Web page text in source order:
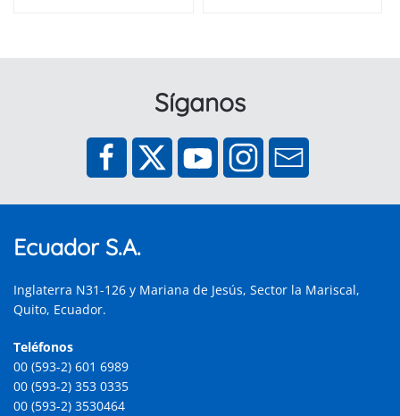
Síganos
Ecuador S.A.
Inglaterra N31-126 y Mariana de Jesús, Sector la Mariscal,
Quito, Ecuador.
Teléfonos
00 (593-2) 601 6989
00 (593-2) 353 0335
00 (593-2) 3530464